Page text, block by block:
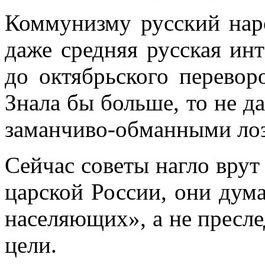
Коммунизму русский
даже средняя русская
до октябрьского
Знала бы больше, то не
заманчиво-обманными
Сейчас советы нагло
царской Рос­сии, они
населяющих», а не
цели.